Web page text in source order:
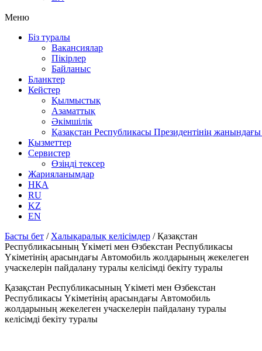
Меню
Біз туралы
Вакансиялар
Пікірлер
Байланыс
Бланктер
Кейстер
Қылмыстық
Азаматтық
Әкімшілік
Қазақстан Республикасы Президентінің
Қызметтер
Сервистер
Өзіңді тексер
Жарияланымдар
НҚА
RU
KZ
EN
Басты бет / Халықаралық келісімдер /Қазақстан
Республикасының Үкiметi мен Өзбекстан Республикасы
Үкiметiнiң арасындағы Автомобиль жолдарының жекелеген
учаскелерiн пайдалану туралы келiсiмдi бекiту туралы
Қазақстан Республикасының Үкiметi мен Өзбекстан
Республикасы Үкiметiнiң арасындағы Автомобиль
жолдарының жекелеген учаскелерiн пайдалану туралы
келiсiмдi бекiту туралы